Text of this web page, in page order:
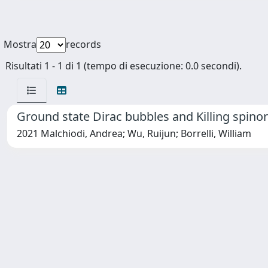
Mostra
records
Risultati 1 - 1 di 1 (tempo di esecuzione: 0.0 secondi).
Ground state Dirac bubbles and Killing
2021 Malchiodi, Andrea; Wu, Ruijun; Borrelli, William